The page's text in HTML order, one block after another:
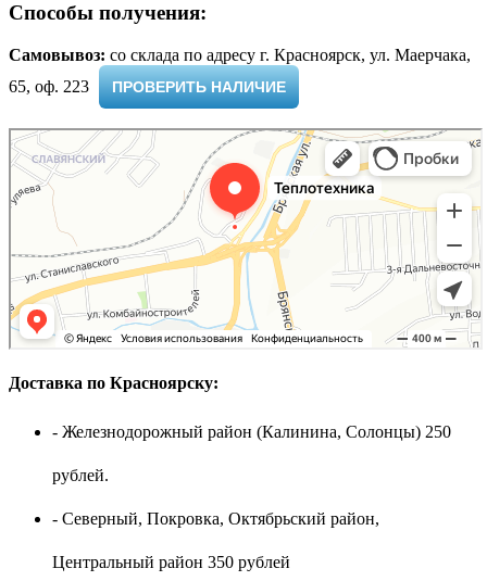
Способы получения:
Самовывоз: cо склада по адресу г. Красноярск, ул. Маерчака,
65, оф. 223 ​
ПРОВЕРИТЬ НАЛИЧИЕ
Доставка по Красноярску:
- Железнодорожный район (Калинина, Солонцы) 250
рублей.
- Северный, Покровка, Октябрьский район,
Центральный район 350 рублей